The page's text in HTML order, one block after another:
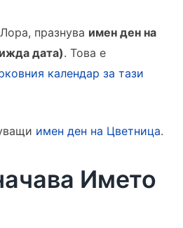
празнува имен ден на
дата). Това е
календар за тази
имен ден на Цветница.
Името